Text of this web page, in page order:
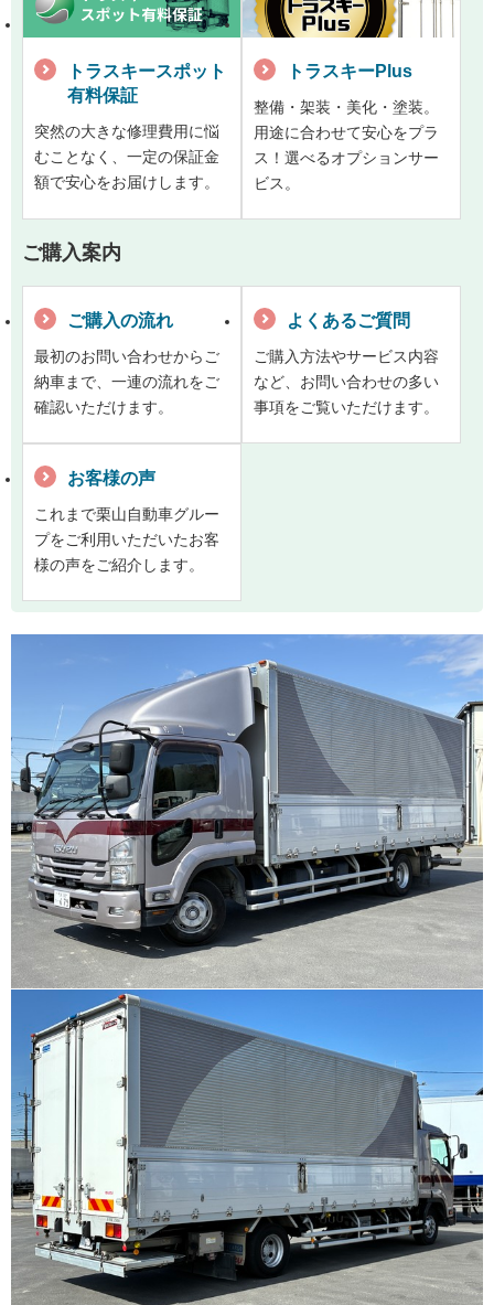
トラスキースポット
有料保証
突然の大きな修理費用に悩
むことなく、一定の保証金
額で安心をお届けします。
トラスキーPlus
整備・架装・美化・塗装。
用途に合わせて安心をプラ
ス！選べるオプションサー
ビス。
ご購入案内
ご購入の流れ
最初のお問い合わせからご
納車まで、一連の流れをご
確認いただけます。
よくあるご質問
ご購入方法やサービス内容
など、お問い合わせの多い
事項をご覧いただけます。
お客様の声
これまで栗山自動車グルー
プをご利用いただいたお客
様の声をご紹介します。